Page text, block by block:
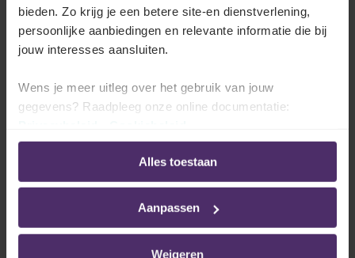
bieden. Zo krijg je een betere site-en dienstverlening,
persoonlijke aanbiedingen en relevante informatie die bij
jouw interesses aansluiten.
Wens je meer uitleg over het gebruik van jouw
gegevens? Raadpleeg onze online documentatie:
Alles toestaan
Aanpassen
Weigeren
Raadpleeg de tarifering voor de externe
diensten
Welke tools en oplossingen
bieden wij aan?
De externe preventiedienst van Securex biedt je niet
alleen zijn expertise op het gebied van veiligheid en
gezondheid op de werkvloer, maar ook rechtstreekse